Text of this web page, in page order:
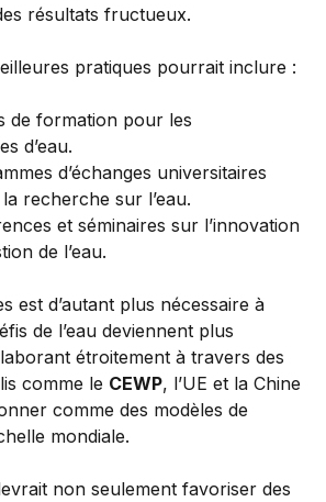
résultats fructueux.
pratiques pourrait inclure :
de formation pour les
d’eau.
d’échanges universitaires
recherche sur l’eau.
et séminaires sur l’innovation
de l’eau.
est d’autant plus nécessaire à
de l’eau deviennent plus
étroitement à travers des
comme le CEWP, l’UE et la Chine
comme des modèles de
mondiale.
non seulement favoriser des